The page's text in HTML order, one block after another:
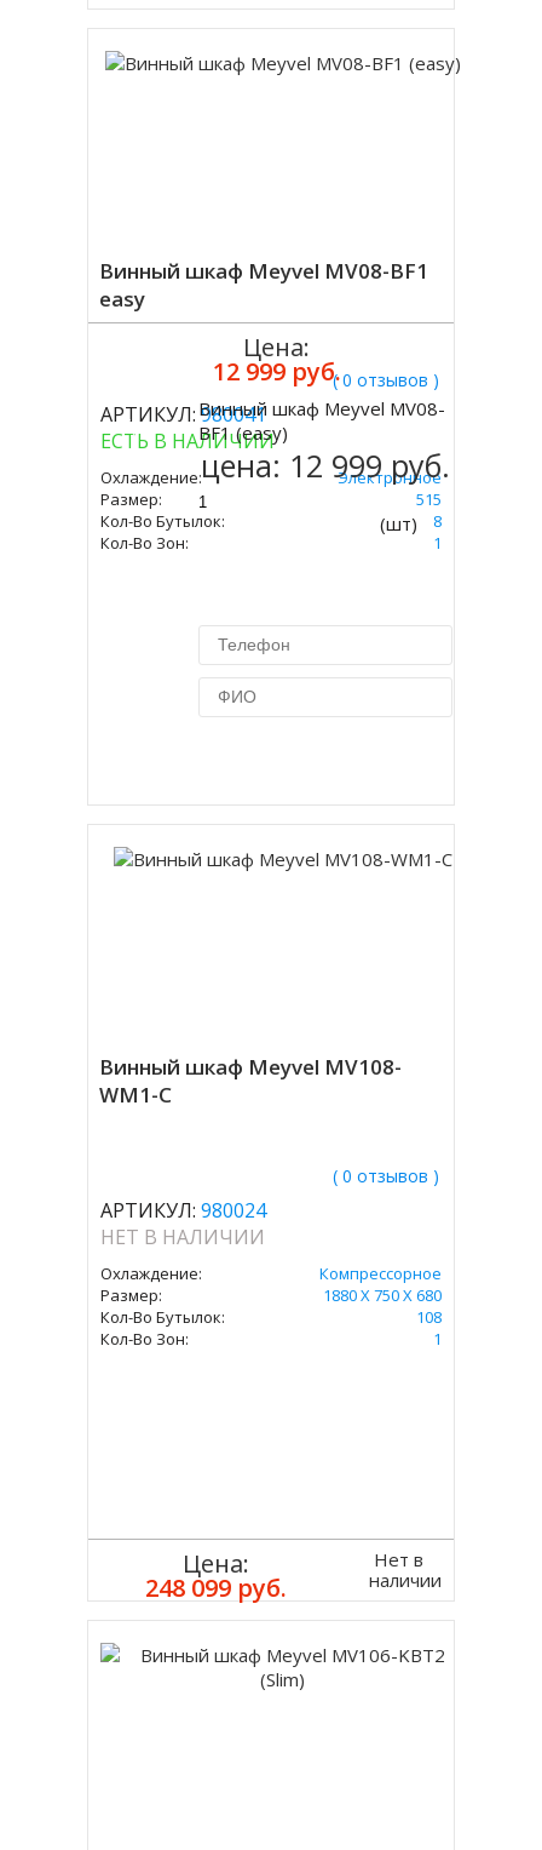
Винный шкаф Meyvel MV08-BF1
easy
( 0 отзывов )
АРТИКУЛ:980041
ЕСТЬ В НАЛИЧИИ
Охлаждение:
Электронное
Размер:
275 Х 410 Х 515
Кол-Во Бутылок:
8
Кол-Во Зон:
1
Цена:
12 999 руб.
Купить
Винный шкаф Meyvel MV08-
BF1 (easy)
цена: 12 999 руб.
(шт)
Винный шкаф Meyvel MV108-
WM1-C
( 0 отзывов )
АРТИКУЛ: 980024
НЕТ В НАЛИЧИИ
Охлаждение:
Компрессорное
Размер:
1880 Х 750 Х 680
Кол-Во Бутылок:
108
Кол-Во Зон:
1
Цена:
248 099 руб.
Нет в
наличии